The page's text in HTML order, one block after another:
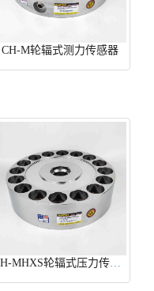
CH-M轮辐式测力传感器
CH-MHXS轮辐式压力传感器